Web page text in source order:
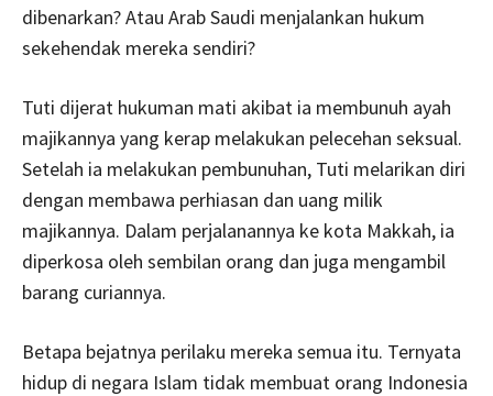
dibenarkan? Atau Arab Saudi menjalankan hukum
sekehendak mereka sendiri?
Tuti dijerat hukuman mati akibat ia membunuh ayah
majikannya yang kerap melakukan pelecehan seksual.
Setelah ia melakukan pembunuhan, Tuti melarikan diri
dengan membawa perhiasan dan uang milik
majikannya. Dalam perjalanannya ke kota Makkah, ia
diperkosa oleh sembilan orang dan juga mengambil
barang curiannya.
Betapa bejatnya perilaku mereka semua itu. Ternyata
hidup di negara Islam tidak membuat orang Indonesia